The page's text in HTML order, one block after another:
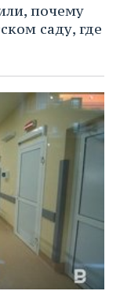
почему
саду, где